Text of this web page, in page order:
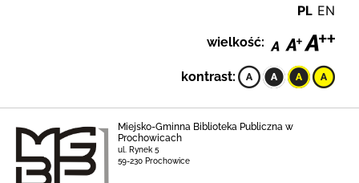
PL EN
wielkość:
kontrast:
Miejsko-Gminna Biblioteka Publiczna w
Prochowicach
ul. Rynek 5
59-230 Prochowice